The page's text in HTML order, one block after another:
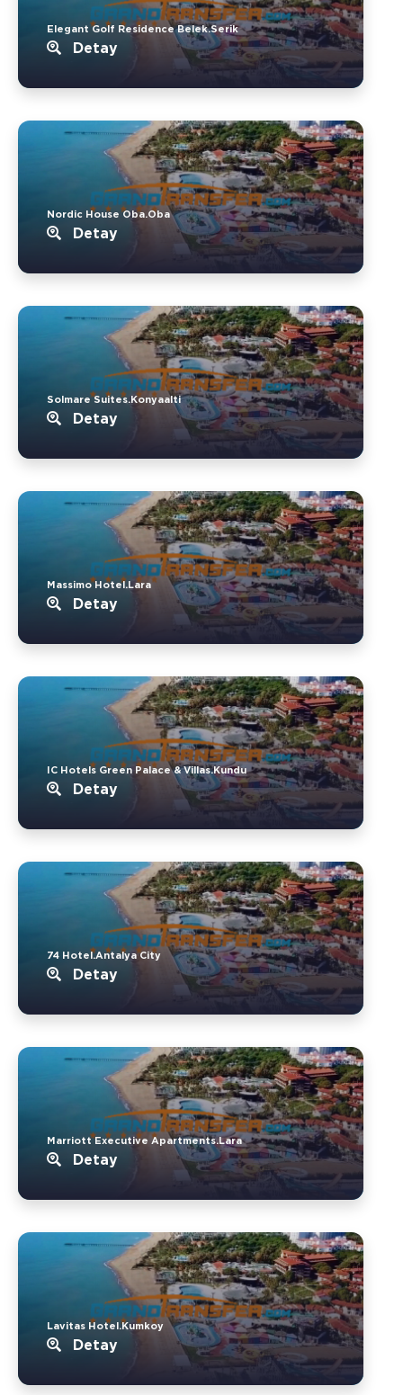
Elegant Golf Residence Belek.Serik
Detay
Nordic House Oba.Oba
Detay
Solmare Suites.Konyaalti
Detay
Massimo Hotel.Lara
Detay
IC Hotels Green Palace & Villas.Kundu
Detay
74 Hotel.Antalya City
Detay
Marriott Executive Apartments.Lara
Detay
Lavitas Hotel.Kumkoy
Detay